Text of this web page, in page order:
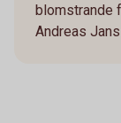
blomstrande
Andreas